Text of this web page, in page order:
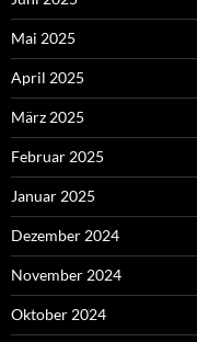
Mai 2025
April 2025
März 2025
Februar 2025
Januar 2025
Dezember 2024
November 2024
Oktober 2024